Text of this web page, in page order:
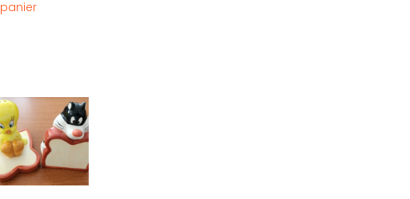
panier